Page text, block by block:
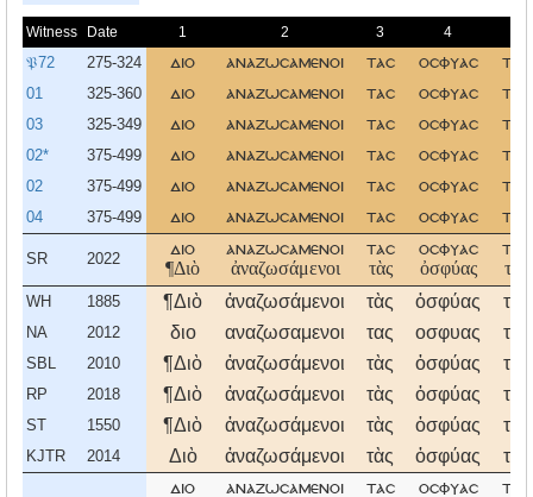
Witness Date 1 2 3 4
𝔓72 275-324 διο αναζωσαμενοι τασ οσφυασ τησ
01 325-360 διο αναζωσαμενοι τασ οσφυασ τησ
03 325-349 διο αναζωσαμενοι τασ οσφυασ τησ
02* 375-499 διο αναζωσαμενοι τασ οσφυασ τησ
02 375-499 διο αναζωσαμενοι τασ οσφυασ τησ
04 375-499 διο αναζωσαμενοι τασ οσφυασ τησ
SR 2022
διο
¶Διὸ
αναζωσαμενοι
ἀναζωσάμενοι
τασ
τὰς
οσφυασ
ὀσφύας
τησ
τῆς
WH 1885 ¶Διὸ ἀναζωσάμενοι τὰς ὀσφύας τῆς
NA 2012 διο αναζωσαμενοι τας οσφυας της
SBL 2010 ¶Διὸ ἀναζωσάμενοι τὰς ὀσφύας τῆς
RP 2018 ¶Διὸ ἀναζωσάμενοι τὰς ὀσφύας τῆς
ST 1550 ¶Διὸ ἀναζωσάμενοι τὰς ὀσφύας τῆς
KJTR 2014 Διὸ ἀναζωσάμενοι τὰς ὀσφύας τῆς
διο αναζωσαμενοι τασ οσφυασ τησ